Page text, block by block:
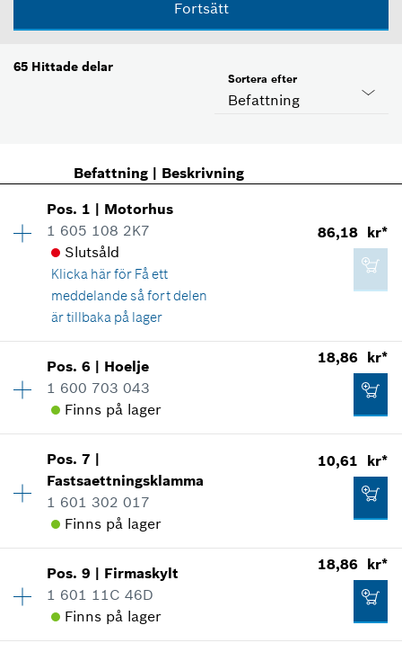
Fortsätt
65 Hittade delar
Befattning
Sortera efter
Befattning| Beskrivning
Pos. 1 | Motorhus
1 605 108 2K7
Slutsåld
Klicka här för Få ett
meddelande så fort delen
är tillbaka på lager
86,18 kr*
Tillgänglighet 1
Prisgrupp :20
Reservdelsinformationer
Användningsbevis
Visa som illustration
86,18 kr*
Pos.6 | Hoelje
1 600 703 043
Finns på lager
18,86 kr*
Tillgänglighet
Prisgrupp:13
Reservdelsinformationer
Användningsbevis
Visa som illustration
Pos.7 |
Fastsaettningsklamma
1 601 302 017
Finns på lager
10,61 kr*
Tillgänglighet 1
Prisgrupp :10
Reservdelsinformationer
Användningsbevis
Pos.9 | Firmaskylt
1 601 11C 46D
Finns på lager
18,86 kr*